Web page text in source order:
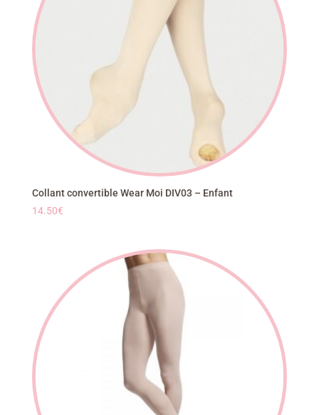
Collant convertible Wear Moi DIV03 – Enfant
14.50€